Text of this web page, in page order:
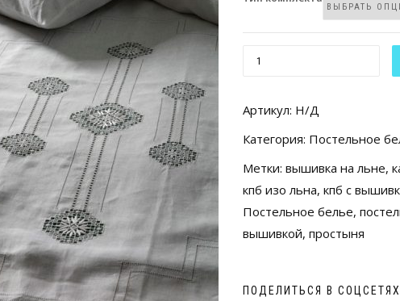
КОЛИЧЕСТВО
БЕЛЬЯ
ИЗО
ЛЬНА
С
ВЫШИВКОЙ
Артикул: Н/Д
Категория: Постельное
Метки: вышивка на льне,
кпб изо льна, кпб с
Постельное белье,
вышивкой, простыня
ПОДЕЛИТЬСЯ В СОЦСЕТЯХ